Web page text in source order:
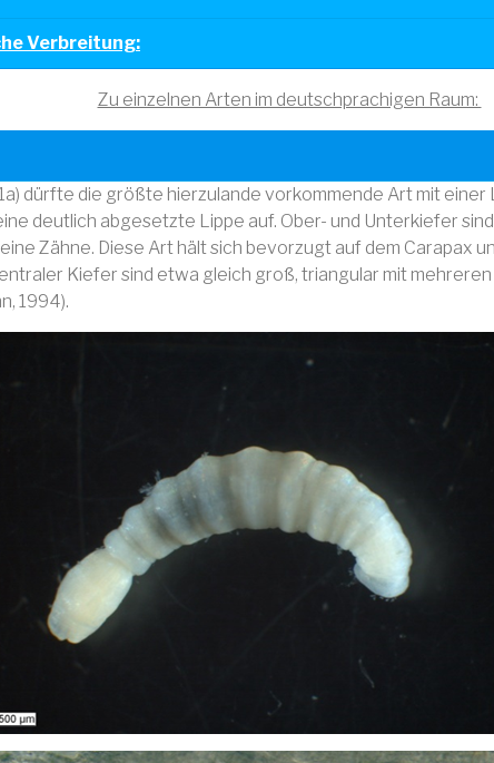
Verbreitung:
Zu einzelnen Arten im deutschprachigen Raum:
1a) dürfte die größte hierzulande vorkommende Art mit einer
deutlich abgesetzte Lippe auf. Ober- und Unterkiefer
Zähne. Diese Art hält sich bevorzugt auf dem Carapax
Kiefer sind etwa gleich groß, triangular mit
1994).